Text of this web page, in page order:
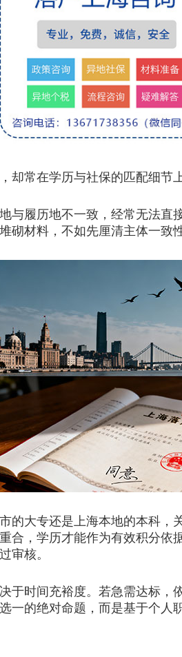
却常在学历与社保的匹配细节
履历地不一致，经常无法直
砌材料，不如先厘清主体一致
大专还是上海本地的本科，
合，学历才能作为有效积分
审核。
时间充裕度。若急需达标，
一的绝对命题，而是基于个人